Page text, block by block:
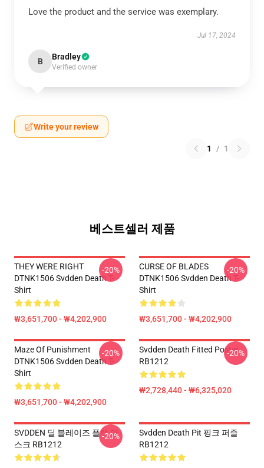
Love the product and the service was exemplary.
Jul 17, 2024
B Bradley
Verified owner
Write your review
1 / 1
베스트셀러 제품
THEY WERE RIGHT
DTNK1506 Svdden Death T-
Shirt
₩3,651,700 - ₩4,202,900
-20%
CURSE OF BLADES
DTNK1506 Svdden Death T-
Shirt
₩3,651,700 - ₩4,202,900
-20%
Maze Of Punishment
DTNK1506 Svdden Death T-
Shirt
₩3,651,700 - ₩4,202,900
-20%
Svdden Death Fitted Poster
RB1212
₩2,728,440 - ₩6,325,020
-20%
SVDDEN 딜 블레이즈 플랫 마
스크 RB1212
-20%
Svdden Death Pit 핑크 퍼즐
RB1212